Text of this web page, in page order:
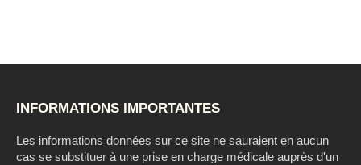
INFORMATIONS IMPORTANTES
Les informations données sur ce site ne sauraient en aucun
cas se substituer à une prise en charge médicale auprès d'un